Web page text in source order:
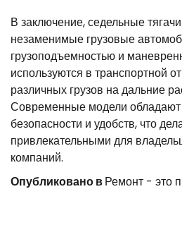
В заключение, седельные
незаменимые грузовые
грузоподъемностью и
используются в транспортной
различных грузов на дальние
Современные модели
безопасности и удобств, что
привлекательными для
компаний.
Опубликовано вРемонт - это